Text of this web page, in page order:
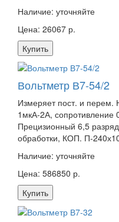
Наличие: уточняйте
Цена: 26067 р.
Купить
Вольтметр В7-54/2
Измеряет пост. и перем.
1мкА-2А,
Прецизионный 6,5
обработки, КОП. П-
Наличие: уточняйте
Цена: 586850 р.
Купить